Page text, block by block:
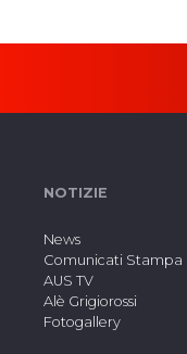
NOTIZIE
News
Comunicati Stampa
AUS TV
Alè Grigiorossi
Fotogallery